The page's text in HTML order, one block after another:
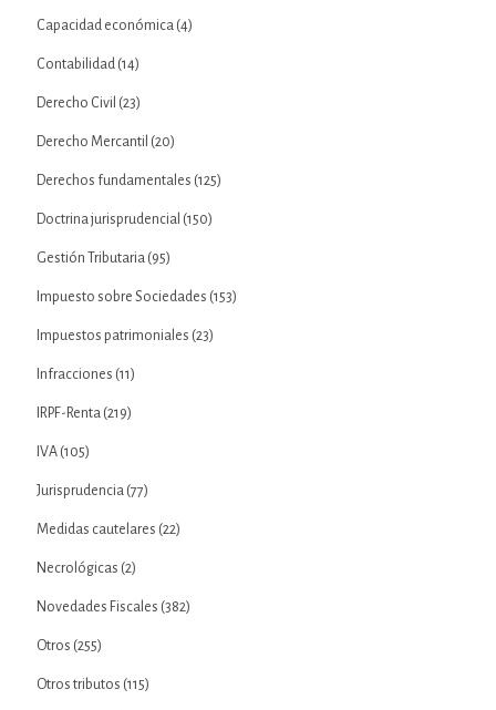
Capacidad económica (4)
Contabilidad (14)
Derecho Civil (23)
Derecho Mercantil (20)
Derechos fundamentales (125)
Doctrina jurisprudencial (150)
Gestión Tributaria (95)
Impuesto sobre Sociedades (153)
Impuestos patrimoniales (23)
Infracciones (11)
IRPF-Renta (219)
IVA (105)
Jurisprudencia (77)
Medidas cautelares (22)
Necrológicas (2)
Novedades Fiscales (382)
Otros (255)
Otros tributos (115)